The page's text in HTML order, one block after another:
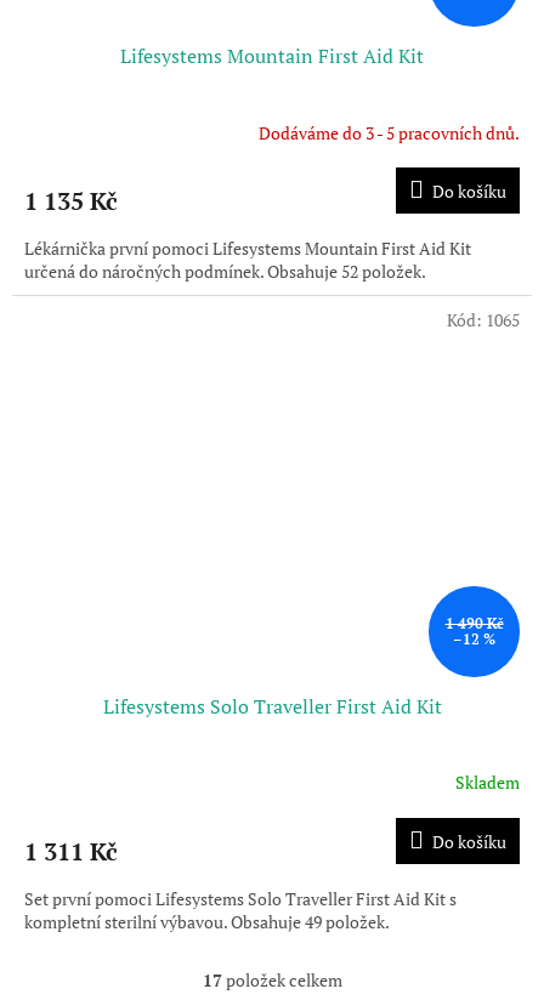
Lifesystems Mountain First Aid Kit
Dodáváme do 3 - 5 pracovních dnů.
1 135 Kč Do košíku
Lékárnička první pomoci Lifesystems Mountain First Aid Kit
určená do náročných podmínek. Obsahuje 52 položek.
1 490 Kč
–12 %
Lifesystems Solo Traveller First Aid Kit
Skladem
1 311 Kč Do košíku
Set první pomoci Lifesystems Solo Traveller First Aid Kit s
kompletní sterilní výbavou. Obsahuje 49 položek.
Kód: 1065
O
17položek celkem